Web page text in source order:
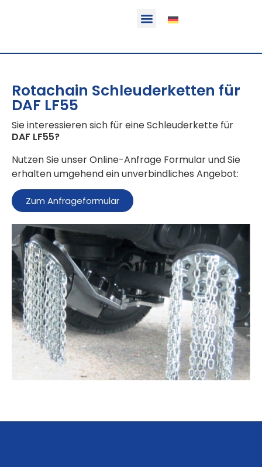
Rotachain Schleuderketten für
DAF LF55
Sie interessieren sich für eine Schleuderkette für
DAF LF55?
Nutzen Sie unser Online-Anfrage Formular und Sie
erhalten umgehend ein unverbindliches Angebot:
Zum Anfrageformular